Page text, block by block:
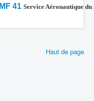
MF 41 Service Aéronautique du
Haut de page